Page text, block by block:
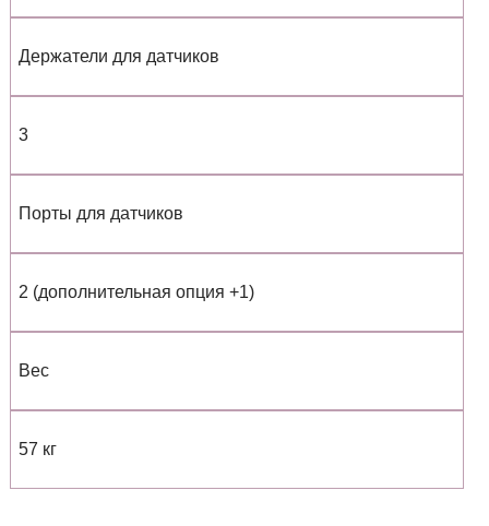
Держатели для датчиков
3
Порты для датчиков
2 (дополнительная опция +1)
Вес
57 кг